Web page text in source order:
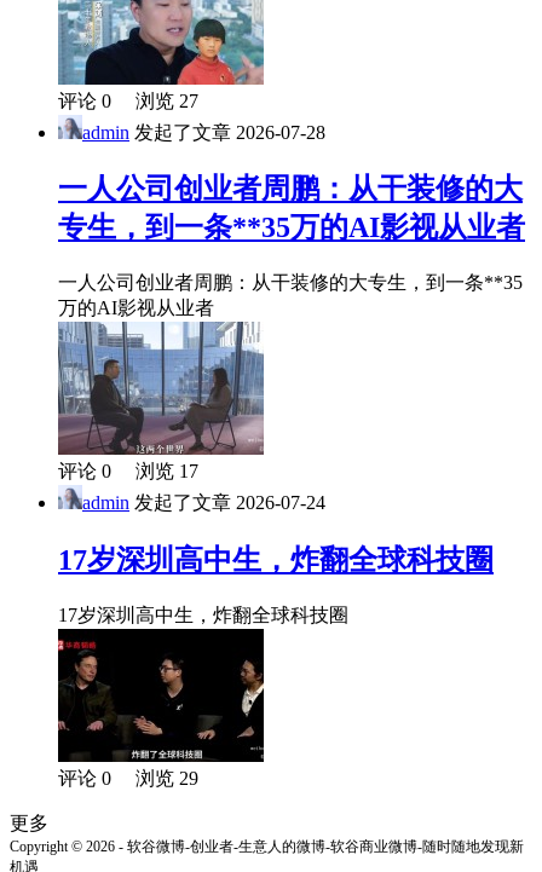
评论 0 浏览 27
admin 发起了文章 2026-07-28
一人公司创业者周鹏：从干装修的大
专生，到一条**35万的AI影视从业者
一人公司创业者周鹏：从干装修的大专生，到一条**35
万的AI影视从业者
评论 0 浏览 17
admin 发起了文章 2026-07-24
17岁深圳高中生，炸翻全球科技圈
17岁深圳高中生，炸翻全球科技圈
评论 0 浏览 29
更多
Copyright © 2026 - 软谷微博-创业者-生意人的微博-软谷商业微博-随时随地发现新
机遇